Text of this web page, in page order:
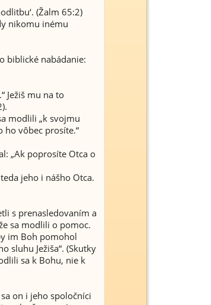
(Žalm 65:2)
nikomu inému
biblické nabádanie:
Ježiš mu na to
modlili „k svojmu
ho vôbec prosíte.“
„Ak poprosíte Otca o
jeho i nášho Otca.
s prenasledovaním a
sa modlili o pomoc.
im Boh pomohol
sluhu Ježiša“. (Skutky
sa k Bohu, nie k
on i jeho spoločníci